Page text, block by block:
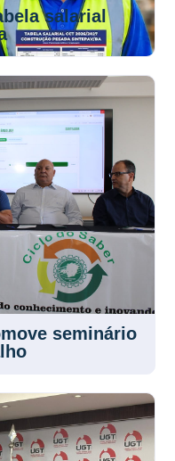
salarial
seminário